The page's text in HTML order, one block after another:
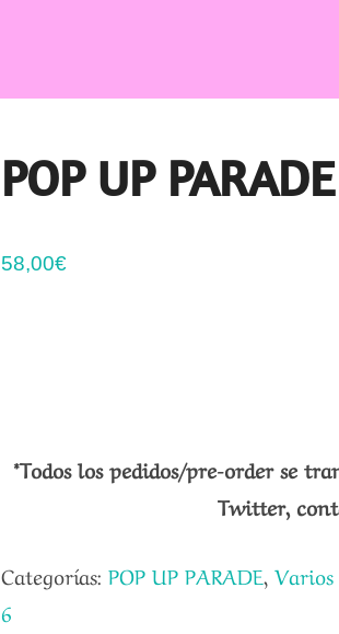
POP UP
58,00€
*Todos los pedidos/pre-order se
Twitter,
Categorías: POP UP PARADE, Varios
6